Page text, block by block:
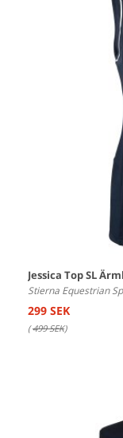
Jessica Top SL
Stierna Equestrian
299 SEK
(499 SEK)